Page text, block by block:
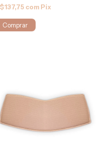
com Pix
Comprar